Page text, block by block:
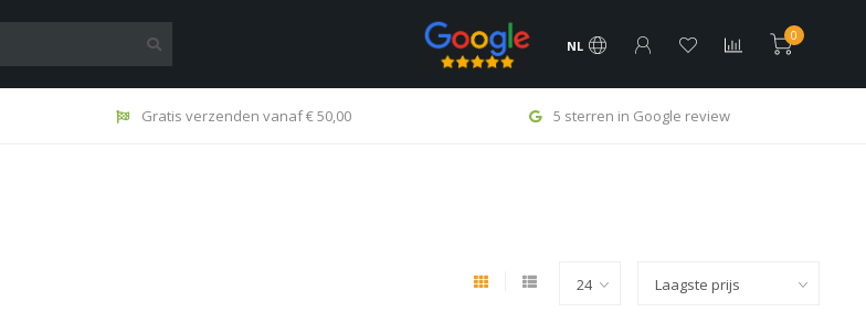
NL
0
Gratis verzenden vanaf € 50,00 5 sterren in Google review